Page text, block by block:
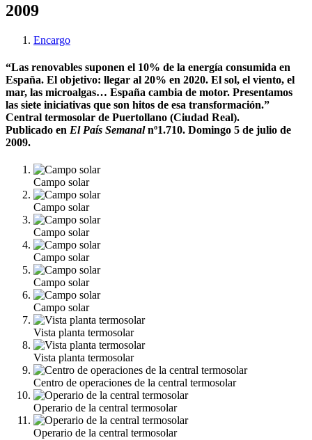
2009
Encargo
“Las renovables suponen el 10% de la energía consumida en
España. El objetivo: llegar al 20% en 2020. El sol, el viento, el
mar, las microalgas… España cambia de motor. Presentamos
las siete iniciativas que son hitos de esa transformación.”
Central termosolar de Puertollano (Ciudad Real).
Publicado en El País Semanalnº1.710. Domingo 5 de julio de
2009.
Campo solar
Campo solar
Campo solar
Campo solar
Campo solar
Campo solar
Vista planta termosolar
Vista planta termosolar
Centro de operaciones de la central termosolar
Operario de la central termosolar
Operario de la central termosolar